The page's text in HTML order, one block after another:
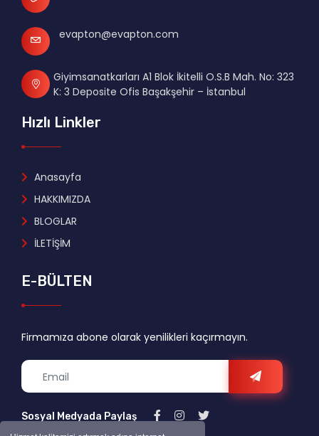
evapton@evapton.com
Giyimsanatkarları A1 Blok İkitelli O.S.B Mah. No: 323
K: 3 Deposite Ofis Başakşehir – İstanbul
Hızlı Linkler
Anasayfa
HAKKIMIZDA
BLOGLAR
İLETİŞİM
E-BÜLTEN
Firmamıza abone olarak yenilikleri kaçırmayın.
Sosyal Medyada Paylaş